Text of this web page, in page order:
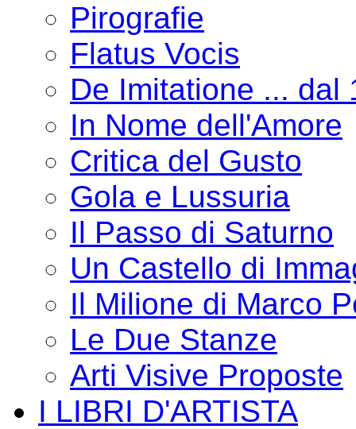
Pirografie
Flatus Vocis
De Imitatione ... dal
In Nome dell'Amore
Critica del Gusto
Gola e Lussuria
Il Passo di Saturno
Un Castello di
Il Milione di Marco
Le Due Stanze
Arti Visive Proposte
I LIBRI D'ARTISTA